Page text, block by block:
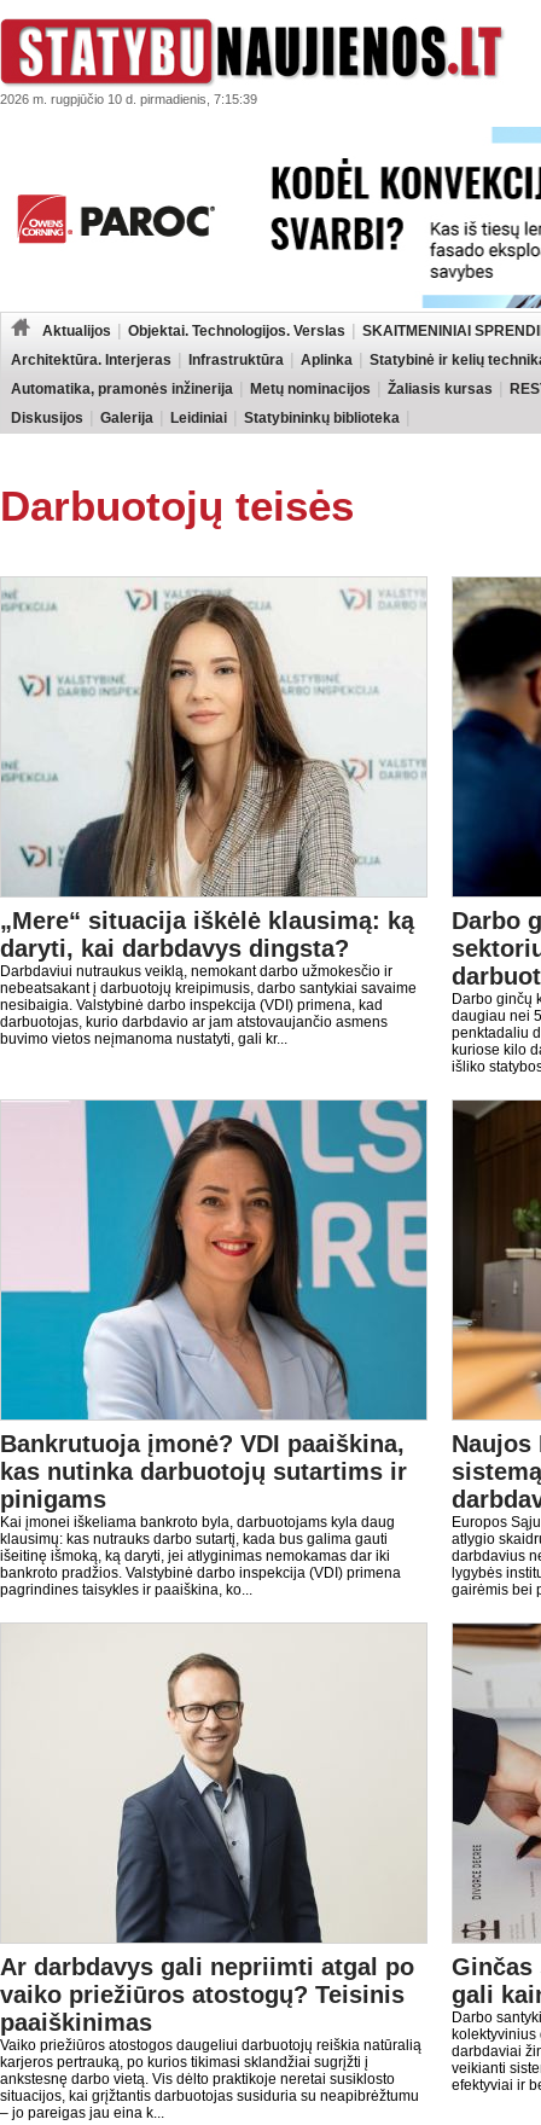
2026 m. rugpjūčio 10 d. pirmadienis, 7:15:39
Aktualijos Objektai. Technologijos. Verslas
SKAITMENINIAI
Architektūra. Interjeras
Infrastruktūra Aplinka
Statybinė ir kelių
Automatika, pramonės inžinerija
Metų nominacijos Žaliasis kursas
Diskusijos
Galerija Leidiniai Statybininkų biblioteka
Darbuotojų teisės
„Mere“ situacija iškėlė klausimą: ką
daryti, kai darbdavys dingsta?
Darbdaviui nutraukus veiklą, nemokant darbo užmokesčio ir
nebeatsakant į darbuotojų kreipimusis, darbo santykiai savaime
nesibaigia. Valstybinė darbo inspekcija (VDI) primena, kad
darbuotojas, kurio darbdavio ar jam atstovaujančio asmens
buvimo vietos neįmanoma nustatyti, gali kr...
Darbo
Darbo ginčų
daugiau nei
penktadaliu
kuriose kilo
išliko
Bankrutuoja įmonė? VDI paaiškina,
kas nutinka darbuotojų sutartims ir
pinigams
Kai įmonei iškeliama bankroto byla, darbuotojams kyla daug
klausimų: kas nutrauks darbo sutartį, kada bus galima gauti
išeitinę išmoką, ką daryti, jei atlyginimas nemokamas dar iki
bankroto pradžios. Valstybinė darbo inspekcija (VDI) primena
pagrindines taisykles ir paaiškina, ko...
Naujos
Europos
atlygio
darbdavius
lygybės
gairėmis bei
Ar darbdavys gali nepriimti atgal po
vaiko priežiūros atostogų? Teisinis
paaiškinimas
Vaiko priežiūros atostogos daugeliui darbuotojų reiškia natūralią
karjeros pertrauką, po kurios tikimasi sklandžiai sugrįžti į
ankstesnę darbo vietą. Vis dėlto praktikoje neretai susiklosto
situacijos, kai grįžtantis darbuotojas susiduria su neapibrėžtumu
– jo pareigas jau eina k...
Ginčas
gali
Darbo
kolektyvinius
darbdaviai
veikianti
efektyviai ir